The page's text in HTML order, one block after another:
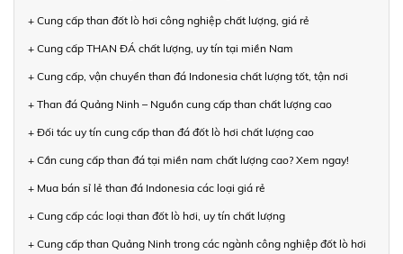
+ Cung cấp than đốt lò hơi công nghiệp chất lượng, giá rẻ
+ Cung cấp THAN ĐÁ chất lượng, uy tín tại miền Nam
+ Cung cấp, vận chuyển than đá Indonesia chất lượng tốt, tận nơi
+ Than đá Quảng Ninh – Nguồn cung cấp than chất lượng cao
+ Đối tác uy tín cung cấp than đá đốt lò hơi chất lượng cao
+ Cần cung cấp than đá tại miền nam chất lượng cao? Xem ngay!
+ Mua bán sỉ lẻ than đá Indonesia các loại giá rẻ
+ Cung cấp các loại than đốt lò hơi, uy tín chất lượng
+ Cung cấp than Quảng Ninh trong các ngành công nghiệp đốt lò hơi